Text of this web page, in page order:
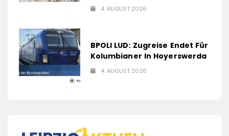
4. AUGUST 2026
BPOLI LUD: Zugreise Endet Für
Kolumbianer In Hoyerswerda
4. AUGUST 2026